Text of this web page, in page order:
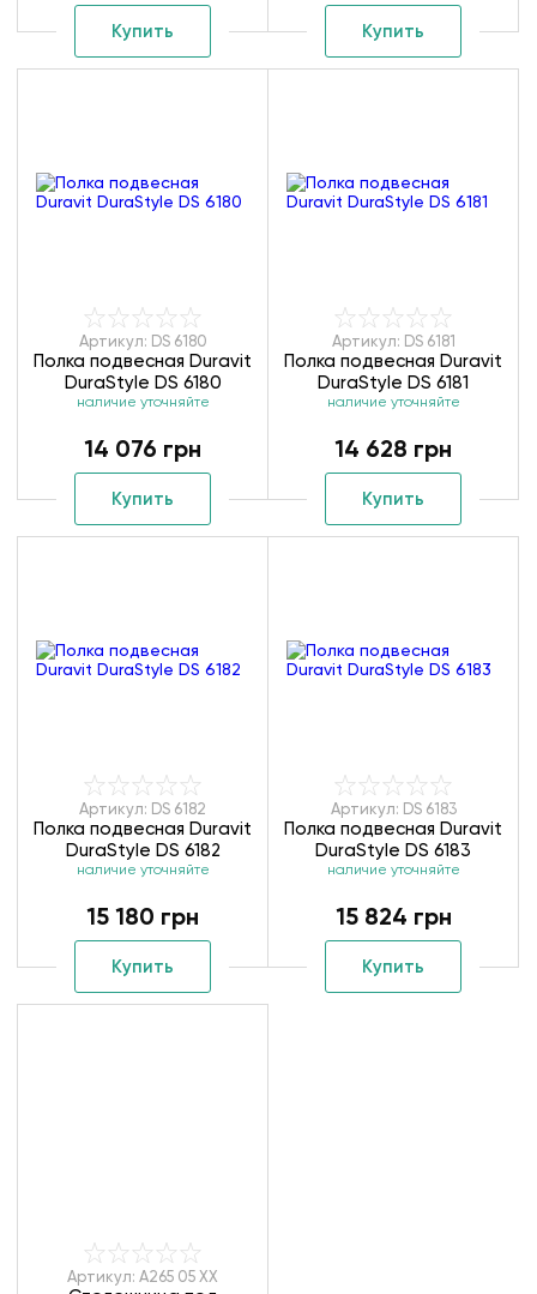
Купить Купить
Артикул: DS 6180
Полка подвесная Duravit
DuraStyle DS 6180
наличие уточняйте
14 076 грн
Купить
Артикул: DS 6181
Полка подвесная Duravit
DuraStyle DS 6181
наличие уточняйте
14 628 грн
Купить
Артикул: DS 6182
Полка подвесная Duravit
DuraStyle DS 6182
наличие уточняйте
15 180 грн
Купить
Артикул: DS 6183
Полка подвесная Duravit
DuraStyle DS 6183
наличие уточняйте
15 824 грн
Купить
Артикул: A265 05 XX